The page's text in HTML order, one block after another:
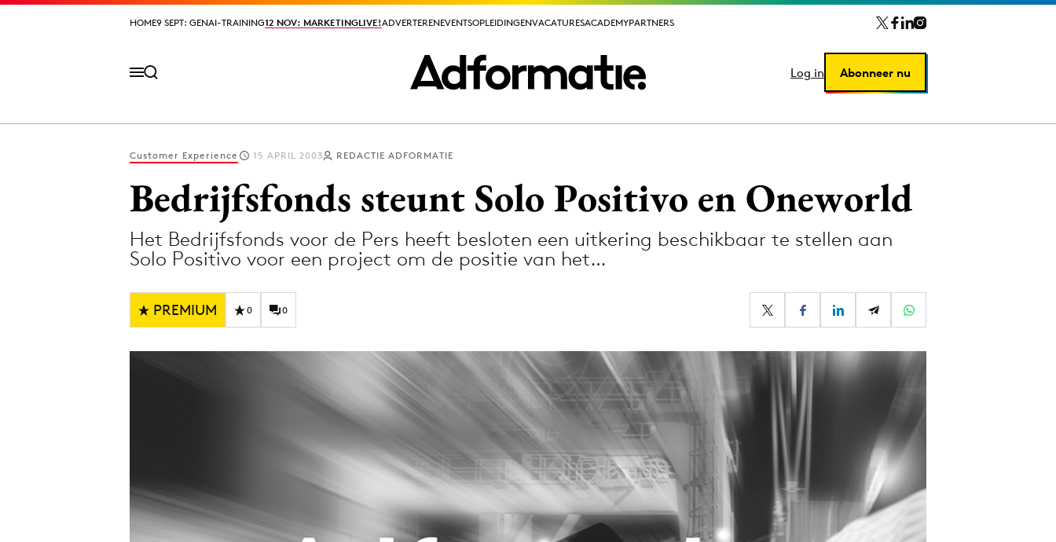
HOME9 SEPT: GENAI-TRAINING12 NOV: MARKETINGLIVE!ADVERTERENEVENTSOPLEIDINGENVACATURESACADEMYPARTNERS
Log in Abonneer nu
HOME9 SEPT: GENAI-TRAINING12 NOV: MARKETINGLIVE!ADVERTERENEVENTSOPLEIDINGENVACATURESACADEMYPARTNERS
Log in Abonneer nu
Digital transformation
Diversiteit
Effectiviteit
Influencer marketing
Interne communicatie
Programmatic
Purpose Marketing
Reputatie & crisis
Customer Experience 15 APRIL 2003 REDACTIE ADFORMATIE
Bedrijfsfonds steunt Solo Positivo en Oneworld
Het Bedrijfsfonds voor de Pers heeft besloten een uitkering beschikbaar te stellen aan
Solo Positivo voor een project om de positie van het…
PREMIUM 0 0